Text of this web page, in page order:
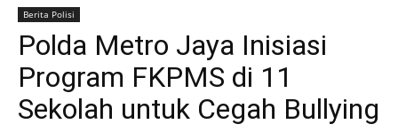
Berita Polisi
Polda Metro Jaya Inisiasi
Program FKPMS di 11
Sekolah untuk Cegah Bullying